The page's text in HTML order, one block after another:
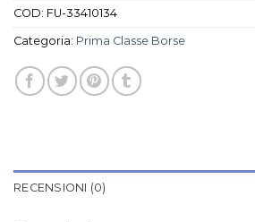
COD: FU-33410134
Categoria: Prima Classe Borse
RECENSIONI (0)